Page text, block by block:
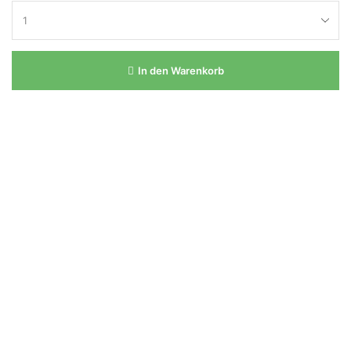
In den Warenkorb